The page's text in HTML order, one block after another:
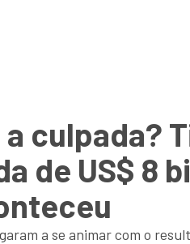
a culpada?
de US$ 8
a se animar com o